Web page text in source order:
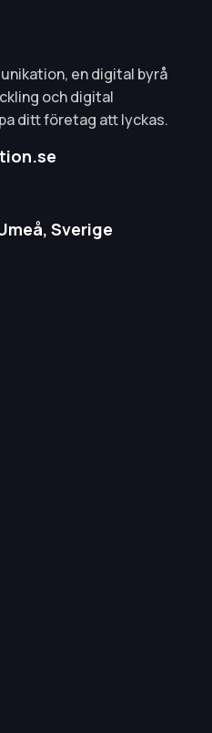
en digital byrå
och digital
ditt företag att lyckas.
Sverige